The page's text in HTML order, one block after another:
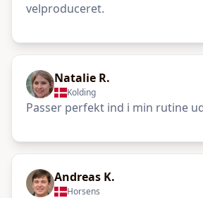
velproduceret.
Natalie R.
Kolding
Passer perfekt ind i min rutine
Andreas K.
Horsens